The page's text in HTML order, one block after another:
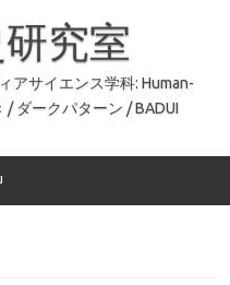
究室
アサイエンス学科: Human-
ダークパターン / BADUI